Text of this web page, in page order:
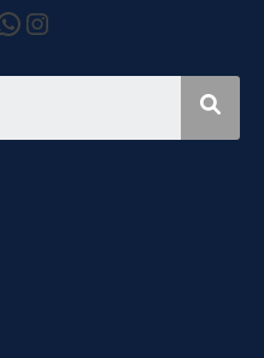
Instagram